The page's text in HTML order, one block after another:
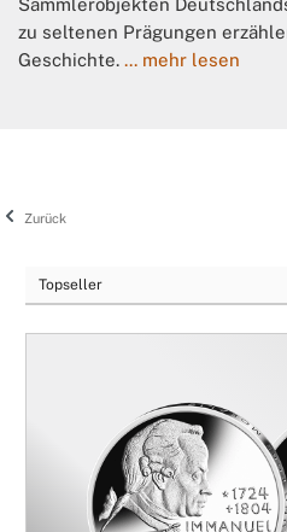
zu seltenen Prägungen
Geschichte. ... mehr lesen
Zurück